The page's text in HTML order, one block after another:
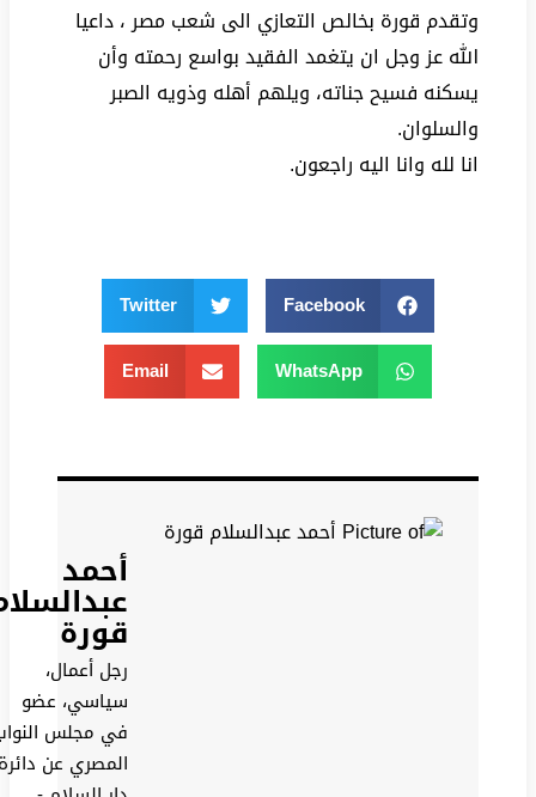
وتقدم قورة بخالص التعازي الى شعب مصر ، داعيا
الله عز وجل ان يتغمد الفقيد بواسع رحمته وأن
يسكنه فسيح جناته، ويلهم أهله وذويه الصبر
والسلوان.
انا لله وانا اليه راجعون.
Facebook
Twitter
WhatsApp
Email
أحمد
عبدالسلام
قورة
رجل أعمال،
سياسي، عضو
في مجلس النواب
المصري عن دائرة